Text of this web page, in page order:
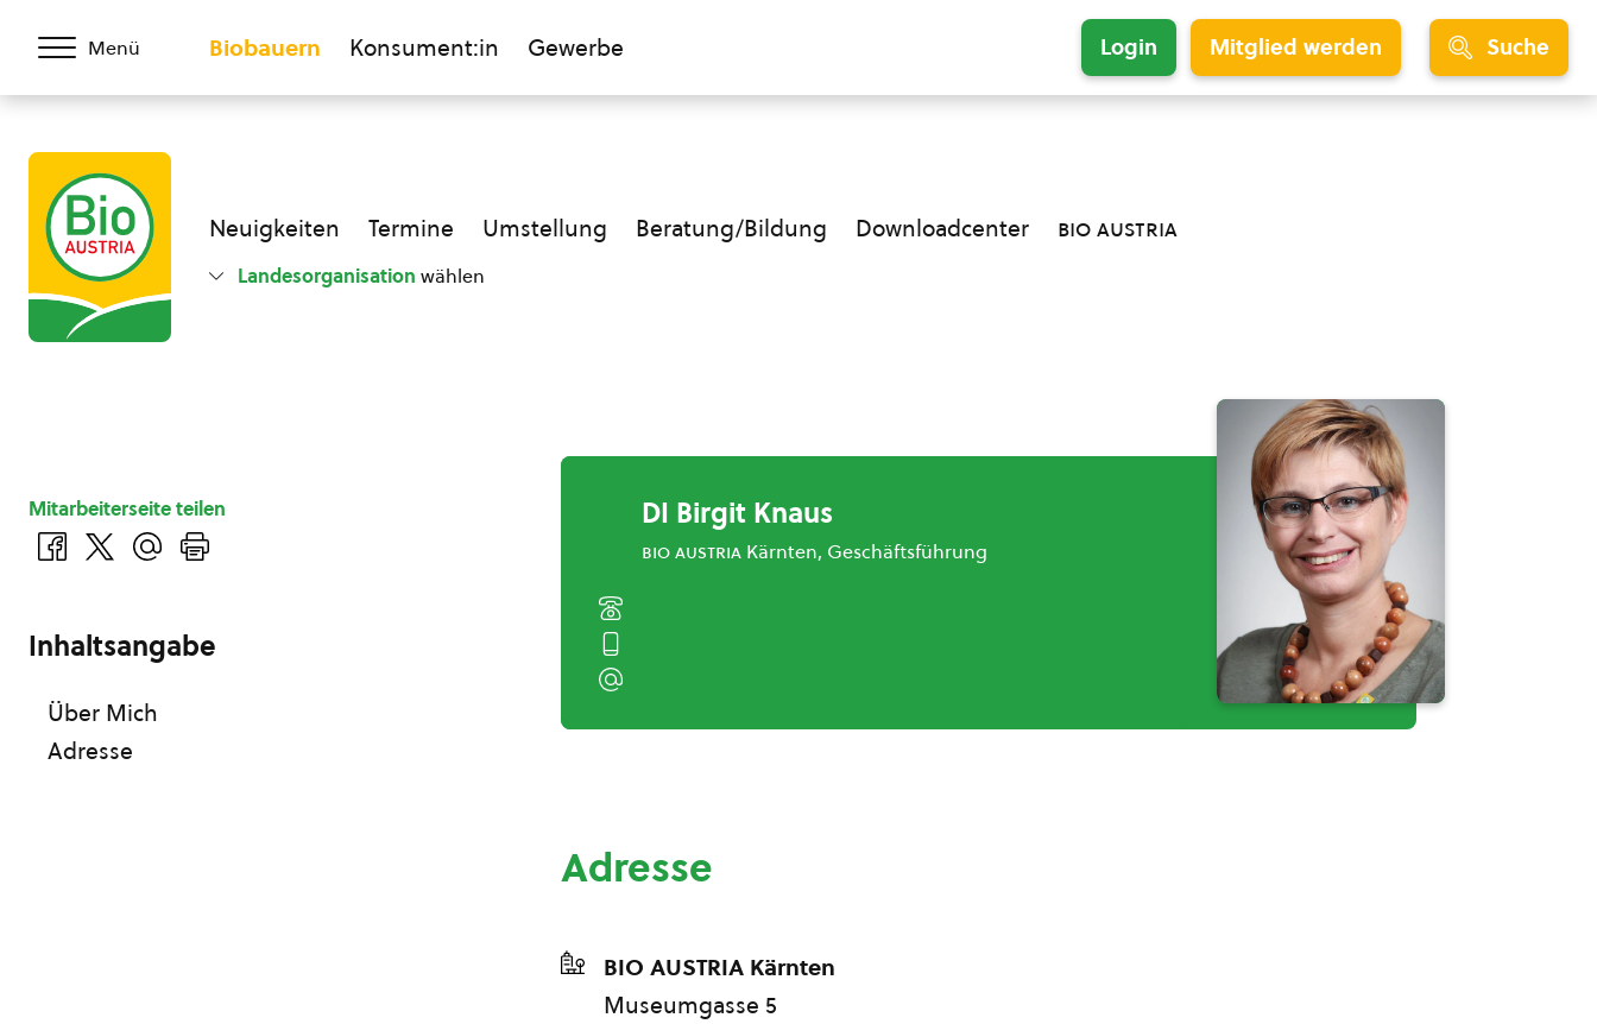
Menü Biobauern Konsument:in Gewerbe Login Mitglied werden Suche
Neuigkeiten Termine Umstellung Beratung/Bildung Downloadcenter bio austria
Landesorganisation wählen
DI Birgit Knaus
bio austria Kärnten, Geschäftsführung
Adresse
BIO AUSTRIA Kärnten
Museumgasse 5
Mitarbeiterseite teilen
Inhaltsangabe
Über Mich
Adresse